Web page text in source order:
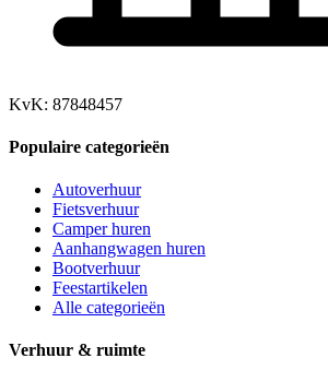
KvK: 87848457
Populaire categorieën
Autoverhuur
Fietsverhuur
Camper huren
Aanhangwagen huren
Bootverhuur
Feestartikelen
Alle categorieën
Verhuur & ruimte